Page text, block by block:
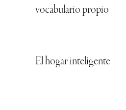
vocabulario propio
El hogar inteligente